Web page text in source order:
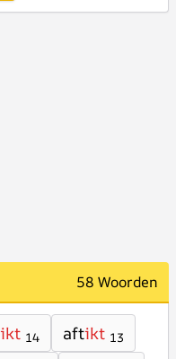
58 Woorden
ikt 14 aftikt 13